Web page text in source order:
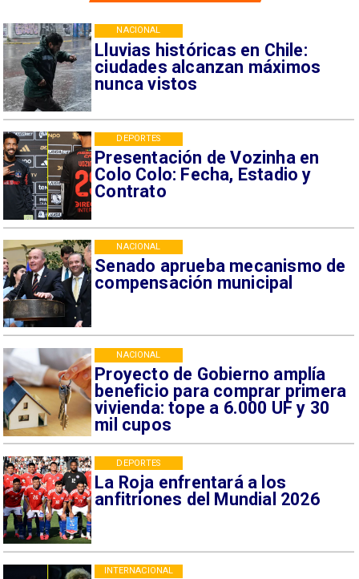
Lluvias históricas en Chile:
ciudades alcanzan máximos
nunca vistos
NACIONAL
Presentación de Vozinha en
Colo Colo: Fecha, Estadio y
Contrato
DEPORTES
Senado aprueba mecanismo de
compensación municipal
NACIONAL
Proyecto de Gobierno amplía
beneficio para comprar primera
vivienda: tope a 6.000 UF y 30
mil cupos
NACIONAL
La Roja enfrentará a los
anfitriones del Mundial 2026
DEPORTES
INTERNACIONAL